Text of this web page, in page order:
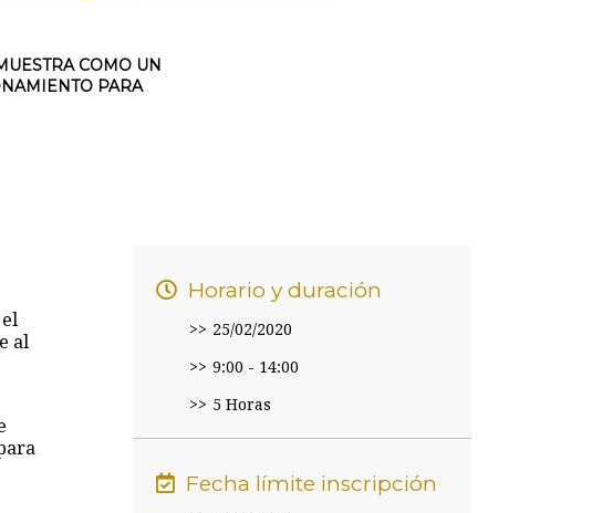
COMO UN
PARA
al
Horario y duración
25/02/2020
9:00 - 14:00
5 Horas
Fecha límite inscripción